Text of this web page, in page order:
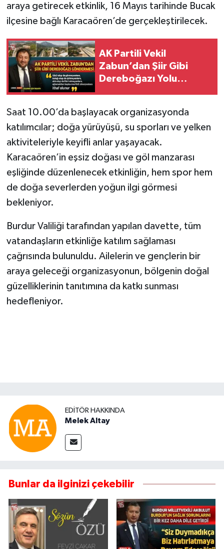
araya getirecek etkinlik, 16 Mayıs tarihinde Bucak
ilçesine bağlı Karacaören’de gerçekleştirilecek.
AK Partili Vekil
Zabun’dan Şiir Gibi
Dereboğazı Yolu
Saat 10.00’da başlayacak organizasyonda
katılımcılar; doğa yürüyüşü, su sporları ve yelken
aktiviteleriyle keyifli anlar yaşayacak.
Karacaören’in eşsiz doğası ve göl manzarası
eşliğinde düzenlenecek etkinliğin, hem spor hem
de doğa severlerden yoğun ilgi görmesi
bekleniyor.
Burdur Valiliği tarafından yapılan davette, tüm
vatandaşların etkinliğe katılım sağlaması
çağrısında bulunuldu. Ailelerin ve gençlerin bir
araya geleceği organizasyonun, bölgenin doğal
güzelliklerinin tanıtımına da katkı sunması
hedefleniyor.
EDITÖR HAKKINDA
Melek Altay
Bunlar da ilginizi çekebilir